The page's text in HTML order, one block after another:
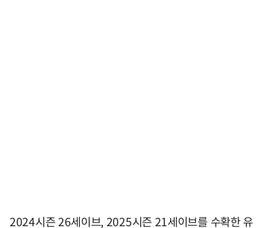
2024시즌 26세이브, 2025시즌 21세이브를 수확한 유